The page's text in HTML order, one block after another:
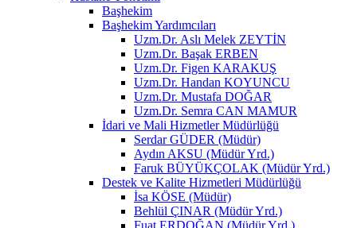
Başhekim
Başhekim Yardımcıları
Uzm.Dr. Aslı Melek ZEYTİN
Uzm.Dr. Başak ERBEN
Uzm.Dr. Figen KARAKUŞ
Uzm.Dr. Handan KOYUNCU
Uzm.Dr. Mustafa DOĞAR
Uzm.Dr. Semra CAN MAMUR
İdari ve Mali Hizmetler Müdürlüğü
Serdar GÜDER (Müdür)
Aydın AKSU (Müdür Yrd.)
Faruk BÜYÜKÇOLAK (Müdür Yrd.)
Destek ve Kalite Hizmetleri Müdürlüğü
İsa KÖSE (Müdür)
Behlül ÇINAR (Müdür Yrd.)
Fuat ERDOĞAN (Müdür Yrd.)